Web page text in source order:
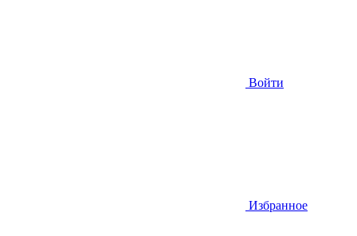
Войти
Избранное